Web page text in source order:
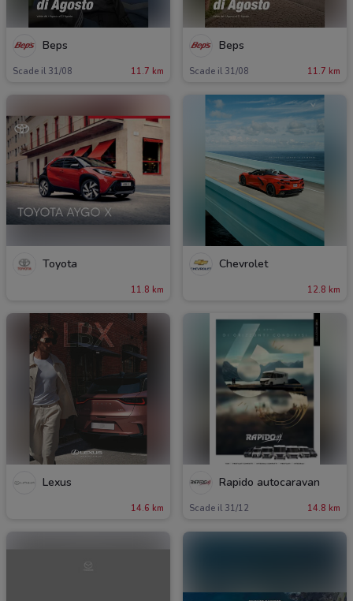
Beps
Scade il 31/08 11.7 km
Beps
Scade il 31/08 11.7 km
Toyota
11.8 km
Chevrolet
12.8 km
Lexus
14.6 km
Rapido autocaravan
Scade il 31/12 14.8 km